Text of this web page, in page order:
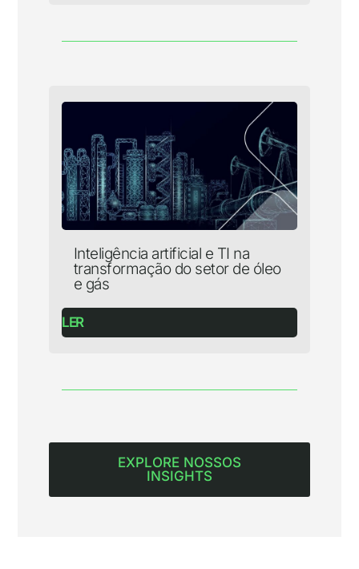
Inteligência artificial e TI na
transformação do setor de óleo
e gás
LER
EXPLORE NOSSOS
INSIGHTS